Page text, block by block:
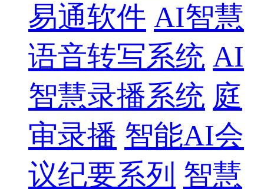
易通软件 AI智慧
语音转写系统 AI
智慧录播系统 庭
审录播 智能AI会
议纪要系列 智慧